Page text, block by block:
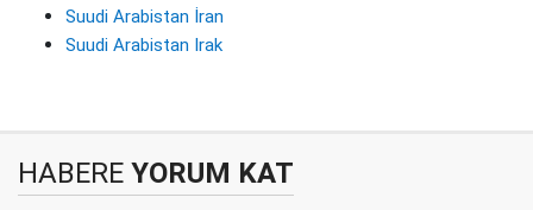
Suudi Arabistan İran
Suudi Arabistan Irak
HABERE YORUM KAT